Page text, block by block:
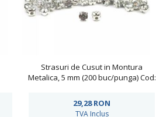
Strasuri de Cusut in Montura
Metalica, 5 mm (200 buc/punga) Cod:
29,28RON
TVA Inclus